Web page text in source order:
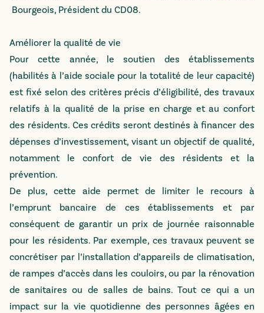
Bourgeois, Président du CD08.
Améliorer la qualité de vie
Pour cette année, le soutien des établissements
(habilités à l’aide sociale pour la totalité de leur capacité)
est fixé selon des critères précis d’éligibilité, des travaux
relatifs à la qualité de la prise en charge et au confort
des résidents. Ces crédits seront destinés à financer des
dépenses d’investissement, visant un objectif de qualité,
notamment le confort de vie des résidents et la
prévention.
De plus, cette aide permet de limiter le recours à
l’emprunt bancaire de ces établissements et par
conséquent de garantir un prix de journée raisonnable
pour les résidents. Par exemple, ces travaux peuvent se
concrétiser par l’installation d’appareils de climatisation,
de rampes d’accès dans les couloirs, ou par la rénovation
de sanitaires ou de salles de bains. Tout ce qui a un
impact sur la vie quotidienne des personnes âgées en